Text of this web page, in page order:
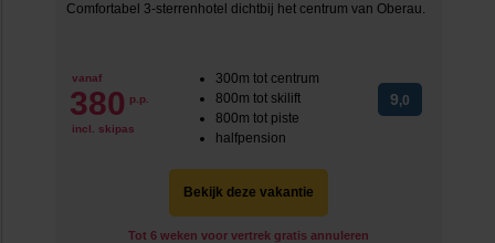
Comfortabel 3-sterrenhotel dichtbij het centrum van Oberau.
vanaf
380 p.p.
incl. skipas
300m tot centrum
800m tot skilift
800m tot piste
halfpension
9,0
Bekijk deze vakantie
Tot 6 weken voor vertrek gratis annuleren